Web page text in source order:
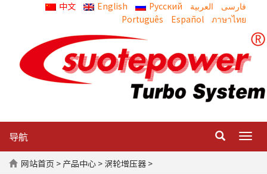
中文 English Русский العربية
Português
Español ภาษาไทย
导航
网站首页 > 产品中心 > 涡轮增压器 >